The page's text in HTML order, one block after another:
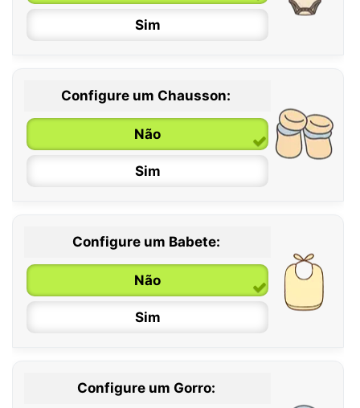
Sim
0 / 6 meses
6 / 12 meses
12 / 18 meses
Configure um Chausson:
Não
Sim
Configure um Babete:
Não
Sim
Configure um Gorro: